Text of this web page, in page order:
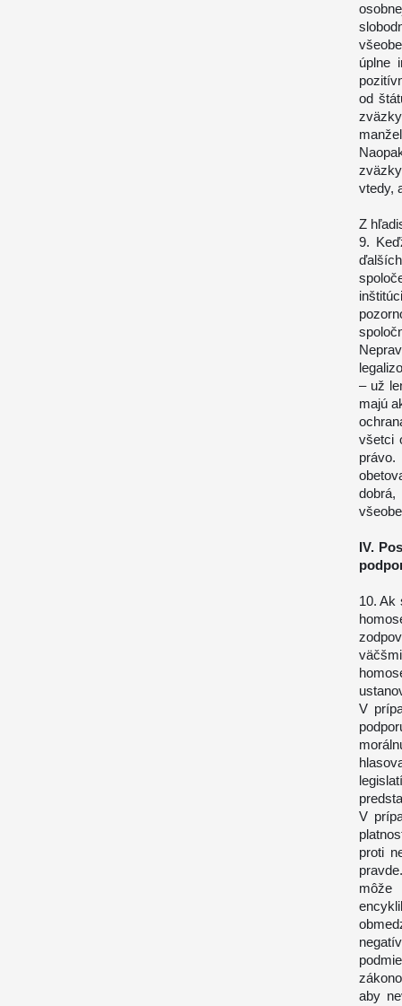
úplne
od
vtedy,
Z
9.
– už
majú
všetci
IV.
10. Ak
V
V
proti
môže
aby